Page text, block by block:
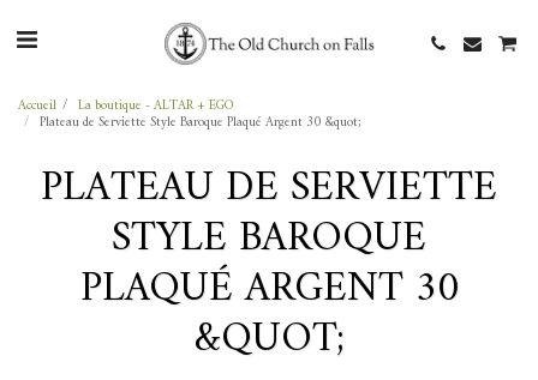
Accueil La boutique - ALTAR + EGO
Plateau de Serviette Style Baroque Plaqué Argent 30 &quot;
PLATEAU DE SERVIETTE
STYLE BAROQUE
PLAQUÉ ARGENT 30
&QUOT;